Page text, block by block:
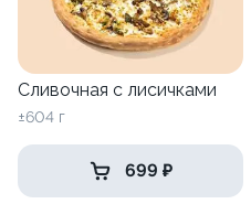
Сливочная с лисичками
±604 г
699 ₽